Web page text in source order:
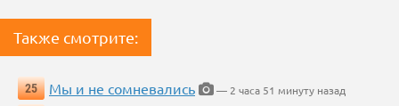
Также смотрите:
25 Мы и не сомневались
— 2 часа 51 минуту назад